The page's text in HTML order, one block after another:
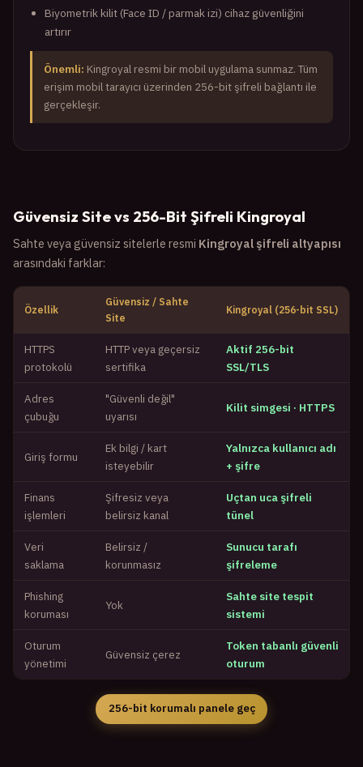
Biyometrik kilit (Face ID / parmak izi) cihaz güvenliğini
artırır
Önemli: Kingroyal resmi bir mobil uygulama sunmaz. Tüm
erişim mobil tarayıcı üzerinden 256-bit şifreli bağlantı ile
gerçekleşir.
Güvensiz Site vs 256-Bit Şifreli Kingroyal
Sahte veya güvensiz sitelerle resmi Kingroyal şifreli altyapısı
arasındaki farklar:
Özellik
Güvensiz / Sahte
Site
Kingroyal (256-bit SSL)
HTTPS
protokolü
HTTP veya geçersiz
sertifika
Aktif 256-bit
SSL/TLS
Adres
çubuğu
"Güvenli değil"
uyarısı
Kilit simgesi · HTTPS
Giriş formu
Ek bilgi / kart
isteyebilir
Yalnızca kullanıcı adı
+ şifre
Finans
işlemleri
Şifresiz veya
belirsiz kanal
Uçtan uca şifreli
tünel
Veri
saklama
Belirsiz /
korunmasız
Sunucu tarafı
şifreleme
Phishing
koruması
Yok
Sahte site tespit
sistemi
Oturum
yönetimi
Güvensiz çerez
Token tabanlı güvenli
oturum
256-bit korumalı panele geç